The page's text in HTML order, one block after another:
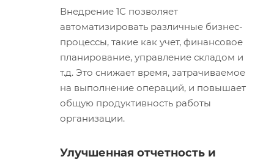
Внедрение 1С позволяет
автоматизировать различные бизнес-
процессы, такие как учет, финансовое
планирование, управление складом и
т.д. Это снижает время, затрачиваемое
на выполнение операций, и повышает
общую продуктивность работы
организации.
Улучшенная отчетность и